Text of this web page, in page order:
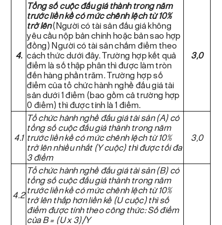
4.
Tổng số cuộc đấu giá thành trong năm
trước liền kề có mức chênh lệch từ 10%
trở lên(Người có tài sản đấu giá không
yêu cầu nộp bản chính hoặc bản sao hợp
đồng) Người có tài sản chấm điểm theo
cách thức dưới đây. Trường hợp kết quả
điểm là số thập phân thì được làm tròn
đến hàng phần trăm. Trường hợp số
điểm của tổ chức hành nghề đấu giá tài
sản dưới 1 điểm (bao gồm cả trường hợp
0 điểm) thì được tính là 1 điểm.
3,0
4.1
Tổ chức hành nghề đấu giá tài sản (A) có
tổng số cuộc đấu giá thành trong năm
trước liền kề có mức chênh lệch từ 10%
trở lên nhiều nhất (Y cuộc) thì được tối đa
3 điểm
3,0
4.2
Tổ chức hành nghề đấu giá tài sản (B) có
tổng số cuộc đấu giá thành trong năm
trước liền kề có mức chênh lệch từ 10%
trở lên thấp hơn liền kề (U cuộc) thì số
điểm được tính theo công thức: Số điểm
của B = (U x 3)/Y